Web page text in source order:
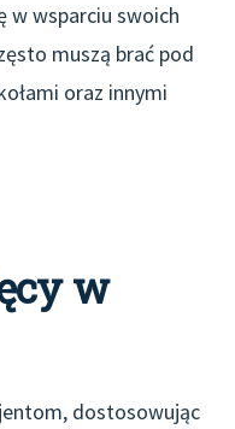
w wsparciu swoich
muszą brać pod
oraz innymi
w
dostosowując